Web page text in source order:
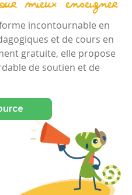
incontournable en
et de cours en
gratuite, elle propose
de soutien et de